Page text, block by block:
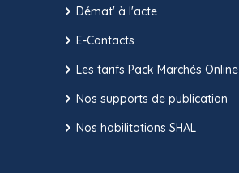
Démat' à l'acte
E-Contacts
Les tarifs Pack Marchés Online
Nos supports de publication
Nos habilitations SHAL